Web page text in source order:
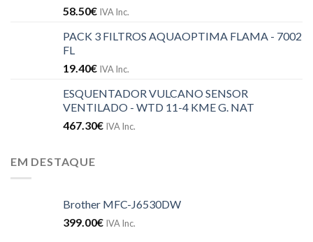
58.50€ IVA Inc.
PACK 3 FILTROS AQUAOPTIMA FLAMA - 7002
FL
19.40€ IVA Inc.
ESQUENTADOR VULCANO SENSOR
VENTILADO - WTD 11-4 KME G. NAT
467.30€ IVA Inc.
EM DESTAQUE
Brother MFC-J6530DW
399.00€ IVA Inc.